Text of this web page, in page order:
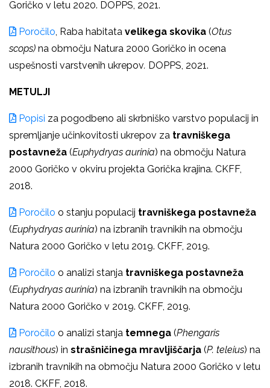
Goričko v letu 2020. DOPPS, 2021.
Poročilo, Raba habitata velikega skovika (Otus
scops) na območju Natura 2000 Goričko in ocena
uspešnosti varstvenih ukrepov. DOPPS, 2021.
METULJI
Popisi za pogodbeno ali skrbniško varstvo populacij in
spremljanje učinkovitosti ukrepov za travniškega
postavneža (Euphydryas aurinia) na območju Natura
2000 Goričko v okviru projekta Gorička krajina. CKFF,
2018.
Poročilo o stanju populacij travniškega postavneža
(Euphydryas aurinia) na izbranih travnikih na območju
Natura 2000 Goričko v letu 2019. CKFF, 2019.
Poročilo o analizi stanja travniškega postavneža
(Euphydryas aurinia) na izbranih travnikih na območju
Natura 2000 Goričko v 2019. CKFF, 2019.
Poročilo o analizi stanja temnega (Phengaris
nausithous) in strašničinega mravljiščarja (P. teleius) na
izbranih travnikih na območju Natura 2000 Goričko v letu
2018. CKFF, 2018.